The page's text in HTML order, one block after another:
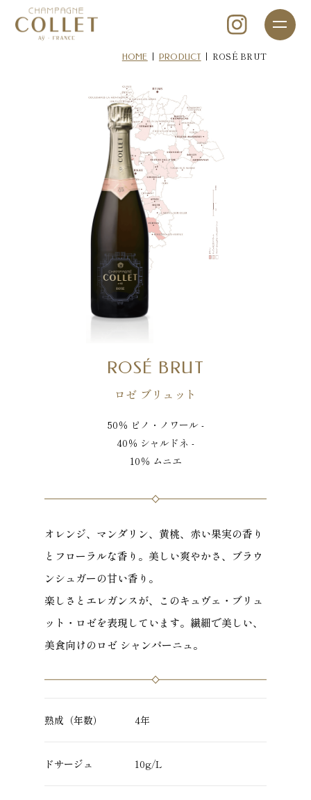
HOME | PRODUCT | ROSÉ BRUT
ROSÉ BRUT
ロゼ ブリュット
50％ ピノ・ノワール -
40％ シャルドネ -
10％ ムニエ
オレンジ、マンダリン、黄桃、赤い果実の香り
とフローラルな香り。美しい爽やかさ、ブラウ
ンシュガーの甘い香り。
楽しさとエレガンスが、このキュヴェ・ブリュ
ット・ロゼを表現しています。繊細で美しい、
美食向けのロゼ シャンパーニュ。
熟成（年数） 4年
ドサージュ 10g/L